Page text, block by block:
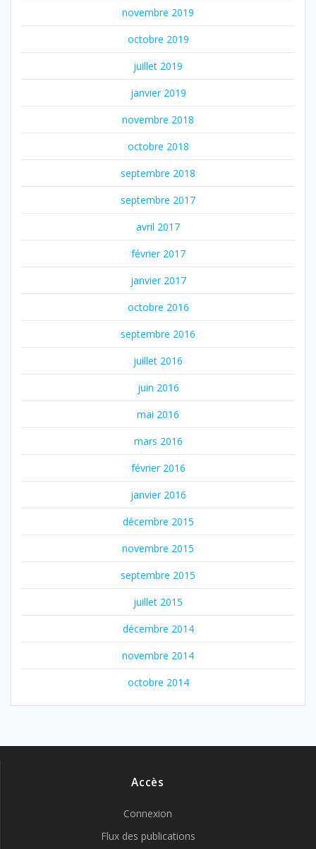
novembre 2019
octobre 2019
juillet 2019
janvier 2019
novembre 2018
octobre 2018
septembre 2018
septembre 2017
avril 2017
février 2017
janvier 2017
octobre 2016
septembre 2016
juillet 2016
juin 2016
mai 2016
mars 2016
février 2016
janvier 2016
décembre 2015
novembre 2015
septembre 2015
juillet 2015
décembre 2014
novembre 2014
octobre 2014
Accès
Connexion
Flux des publications